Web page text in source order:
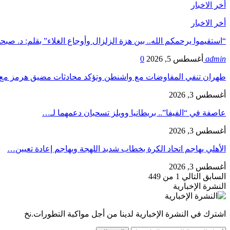
أخر الاخبار
أخر الاخبار
“استقيموا يرحمكم الله.. بين هزة الزلزال وأوجاع الغلاء” بقلم: د.
admin أغسطس 5, 2026 0
طهران تنفي المفاوضات مع واشنطن وتؤكد محادثات مضيق هرمز
أغسطس 3, 2026
عاصفة في “الفيفا”.. بريطانيا وويلز تسحبان دعمهما لـ…
أغسطس 3, 2026
الأهلي يهاجم اتحاد الكرة بخطاب شديد اللهجة ويهاجم إعادة تعيين…
أغسطس 3, 2026
السابق التالي 1 من 449
النشرة الإخبارية
اشترك في النشرة الإخبارية لدينا من أجل مواكبة التطورات.نخ